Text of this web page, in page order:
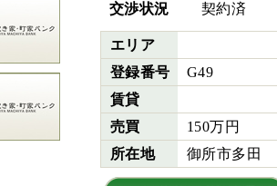
交渉状況 契約済
エリア
登録番号
G49
賃貸
売買
150万円
所在地
御所市多田